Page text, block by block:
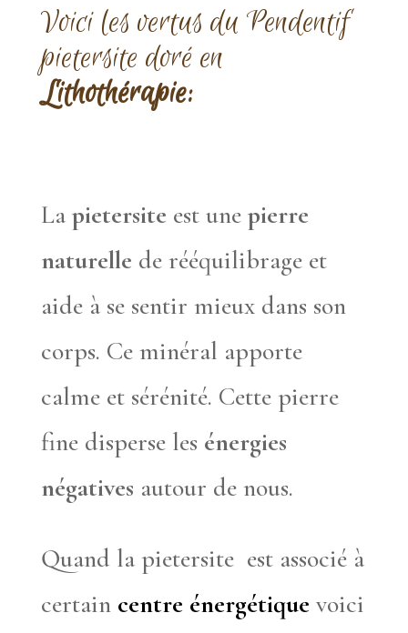
Voici les vertus du Pendentif
pietersite doré en
Lithothérapie:
La pietersite est une pierre
naturelle de rééquilibrage et
aide à se sentir mieux dans son
corps. Ce minéral apporte
calme et sérénité. Cette pierre
fine disperse les énergies
négatives autour de nous.
Quand la pietersite est associé à
certain centre énergétique voici